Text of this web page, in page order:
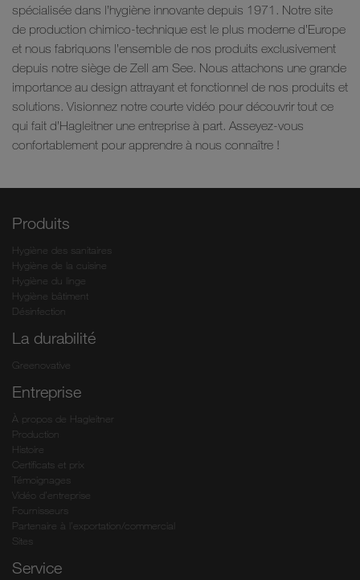
spécialisée dans l’hygiène innovante depuis 1971. Notre site
de production chimico-technique est le plus moderne d’Europe
et nous fabriquons l’ensemble de nos produits exclusivement
depuis notre siège de Zell am See. Nous attachons une grande
importance au design attrayant et fonctionnel de nos produits et
solutions. Visionnez notre courte vidéo pour découvrir tout ce
qui fait d’Hagleitner une entreprise à part. Asseyez-vous
confortablement pour apprendre à nous connaître !
Produits
Hygiène des sanitaires
Hygiène de la cuisine
Hygiène du linge
Hygiène bâtiment
Désinfection
La durabilité
Greenovative
Entreprise
À propos de Hagleitner
Production
Histoire
Certificats et prix
Témoignages
Vidéo d’entreprise
Fournisseurs
Partenaire à l’exportation/commercial
Sites
Service